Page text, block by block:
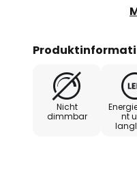
-
-
-
Nicht
dimmbar
nt